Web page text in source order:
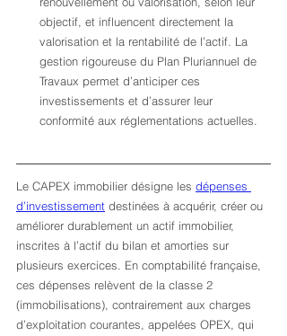
objectif, et influencent directement la
valorisation et la rentabilité de l’actif. La
gestion rigoureuse du Plan Pluriannuel de
Travaux permet d’anticiper ces
investissements et d’assurer leur
conformité aux réglementations actuelles.
Le CAPEX immobilier désigne les dépenses
d’investissement destinées à acquérir, créer ou
améliorer durablement un actif immobilier,
inscrites à l’actif du bilan et amorties sur
plusieurs exercices. En comptabilité française,
ces dépenses relèvent de la classe 2
(immobilisations), contrairement aux charges
d’exploitation courantes, appelées OPEX, qui